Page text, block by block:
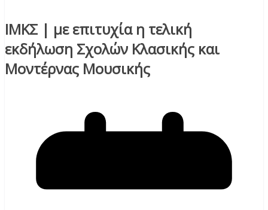
ΙΜΚΣ | με επιτυχία η τελική
εκδήλωση Σχολών Κλασικής και
Μοντέρνας Μουσικής